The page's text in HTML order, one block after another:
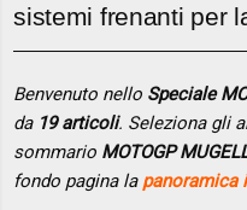
sistemi frenanti per
Benvenuto nello Speciale
da 19 articoli. Seleziona gli
sommario MOTOGP
fondo pagina la panoramica